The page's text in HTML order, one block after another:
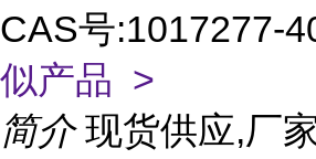
CAS号:1017277-
似产品 >
简介 现货供应,厂